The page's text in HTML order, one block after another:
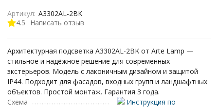
4.5 Написать отзыв
Артикул: A3302AL-2BK
Архитектурная подсветка A3302AL-2BK от Arte Lamp —
стильное и надёжное решение для современных
экстерьеров. Модель с лаконичным дизайном и защитой
IP44. Подходит для фасадов, входных групп и ландшафтных
объектов. Простой монтаж. Гарантия 3 года.
Схема
Инструкция по